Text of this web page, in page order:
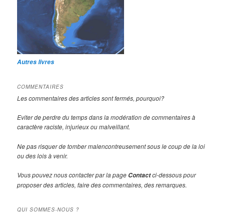
Autres livres
COMMENTAIRES
Les commentaires des articles sont fermés, pourquoi?
Eviter de perdre du temps dans la modération de commentaires à
caractère raciste, injurieux ou malveillant.
Ne pas risquer de tomber malencontreusement sous le coup de la loi
ou des lois à venir.
Vous pouvez nous contacter par la page Contactci-dessous pour
proposer des articles, faire des commentaires, des remarques.
QUI SOMMES-NOUS ?